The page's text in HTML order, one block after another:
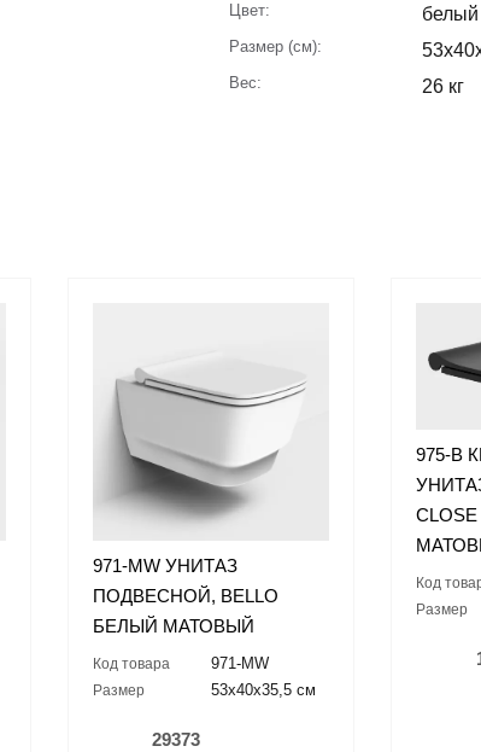
Цвет: белый
Размер (см):
Вес: 26 кг
971-MW УНИТАЗ
ПОДВЕСНОЙ, BELLO
БЕЛЫЙ МАТОВЫЙ
Код товара 971-MW
Размер 53x40x35,5 см
29373
975-B
Код
Размер